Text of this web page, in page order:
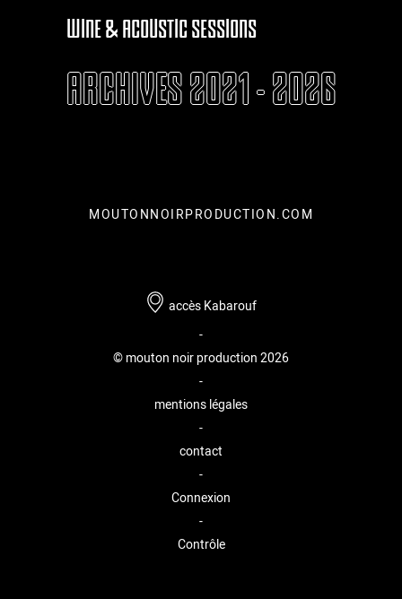
WINE & ACOUSTIC SESSIONS
ARCHIVES 2021 - 2026
MOUTONNOIRPRODUCTION.COM
accès Kabarouf
-
© mouton noir production 2026
-
mentions légales
-
contact
-
Connexion
-
Contrôle